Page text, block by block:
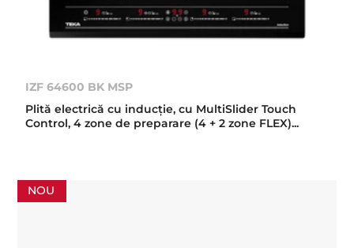
IZF 64600 BK MSP
Plită electrică cu inducţie, cu MultiSlider Touch
Control, 4 zone de preparare (4 + 2 zone FLEX)...
NOU